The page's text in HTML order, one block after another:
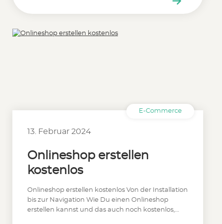
E-Commerce
13. Februar 2024
Onlineshop erstellen
kostenlos
Onlineshop erstellen kostenlos Von der Installation
bis zur Navigation Wie Du einen Onlineshop
erstellen kannst und das auch noch kostenlos,…